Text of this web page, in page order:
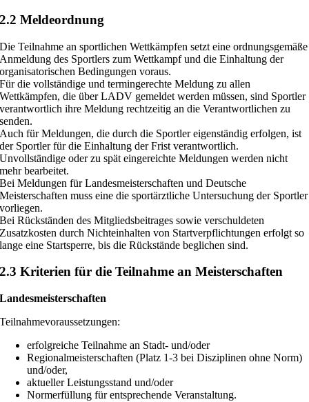
2.2 Meldeordnung
Die Teilnahme an sportlichen Wettkämpfen setzt eine ordnungsgemäße
Anmeldung des Sportlers zum Wettkampf und die Einhaltung der
organisatorischen Bedingungen voraus.
Für die vollständige und termingerechte Meldung zu allen
Wettkämpfen, die über LADV gemeldet werden müssen, sind Sportler
verantwortlich ihre Meldung rechtzeitig an die Verantwortlichen zu
senden.
Auch für Meldungen, die durch die Sportler eigenständig erfolgen, ist
der Sportler für die Einhaltung der Frist verantwortlich.
Unvollständige oder zu spät eingereichte Meldungen werden nicht
mehr bearbeitet.
Bei Meldungen für Landesmeisterschaften und Deutsche
Meisterschaften muss eine die sportärztliche Untersuchung der Sportler
vorliegen.
Bei Rückständen des Mitgliedsbeitrages sowie verschuldeten
Zusatzkosten durch Nichteinhalten von Startverpflichtungen erfolgt so
lange eine Startsperre, bis die Rückstände beglichen sind.
2.3 Kriterien für die Teilnahme an Meisterschaften
Landesmeisterschaften
Teilnahmevoraussetzungen:
erfolgreiche Teilnahme an Stadt- und/oder
Regionalmeisterschaften (Platz 1-3 bei Disziplinen ohne Norm)
und/oder,
aktueller Leistungsstand und/oder
Normerfüllung für entsprechende Veranstaltung.